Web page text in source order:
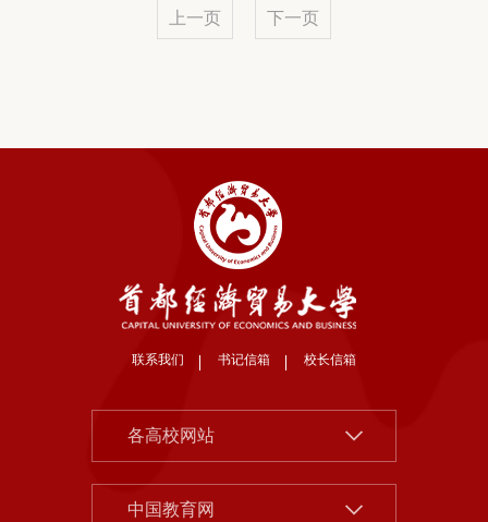
上一页 下一页
各高校网站
北京大学
清华大学
中国人民大学
中国教育网
中国社会科学院
联系我们 书记信箱 校长信箱